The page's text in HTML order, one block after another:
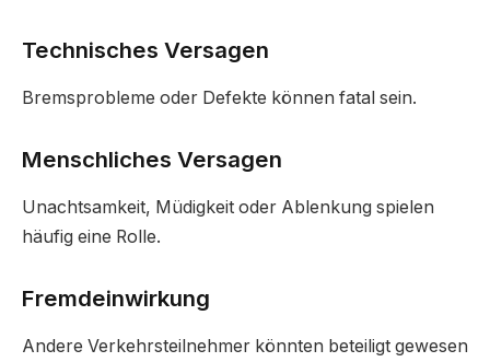
Technisches Versagen
Bremsprobleme oder Defekte können fatal sein.
Menschliches Versagen
Unachtsamkeit, Müdigkeit oder Ablenkung spielen
häufig eine Rolle.
Fremdeinwirkung
Andere Verkehrsteilnehmer könnten beteiligt gewesen